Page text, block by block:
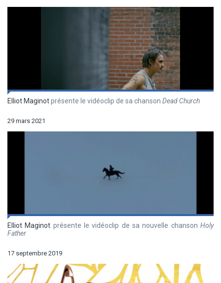
Elliot Maginotprésente le vidéoclip de sa chanson Dead Church
29 mars 2021
Elliot Maginot présente le vidéoclip de sa nouvelle chansonHoly
Father
17 septembre 2019